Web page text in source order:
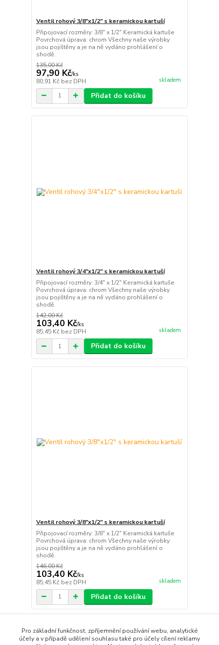
Ventil rohový 3/8"x1/2" s keramickou kartuší
Připojovací rozměry: 3/8″ x 1/2″ Keramická kartuše
Povrchová úprava: chrom Všechny naše výrobky
jsou pojištěny a je na ně vydáno prohlášení o
shodě.
135,00 Kč
97,90 Kč/ks
80,91 Kč bez DPH skladem
Přidat do košíku
Ventil rohový 3/4"x1/2" s keramickou kartuší
Připojovací rozměry: 3/4″ x 1/2″ Keramická kartuše
Povrchová úprava: chrom Všechny naše výrobky
jsou pojištěny a je na ně vydáno prohlášení o
shodě.
142,00 Kč
103,40 Kč/ks
85,45 Kč bez DPH skladem
Přidat do košíku
Ventil rohový 3/8"x1/2" s keramickou kartuší
Připojovací rozměry: 3/8″ x 1/2″ Keramická kartuše
Povrchová úprava: chrom Všechny naše výrobky
jsou pojištěny a je na ně vydáno prohlášení o
shodě.
146,00 Kč
103,40 Kč/ks
85,45 Kč bez DPH skladem
Přidat do košíku
strana z 1
Pro základní funkčnost, zpříjemnění používání webu, analytické
účely a v případě udělení souhlasu také pro účely cílení reklamy